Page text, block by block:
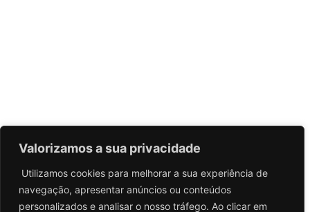
Valorizamos a sua privacidade
Utilizamos cookies para melhorar a sua experiência de
navegação, apresentar anúncios ou conteúdos
personalizados e analisar o nosso tráfego. Ao clicar em